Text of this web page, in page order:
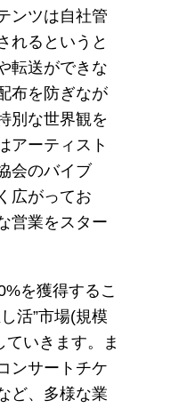
ンツは自社管
れるというと
転送ができな
布を防ぎなが
別な世界観を
アーティスト
会のバイブ
広がってお
営業をスター
を獲得するこ
活”市場(規模
いきます。ま
ンサートチケ
ど、多様な業